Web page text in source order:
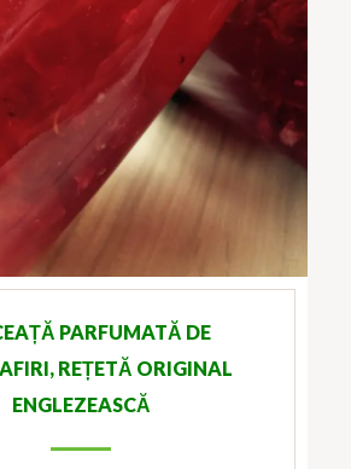
PARFUMATĂ DE
REȚETĂ ORIGINAL
ENGLEZEASCĂ